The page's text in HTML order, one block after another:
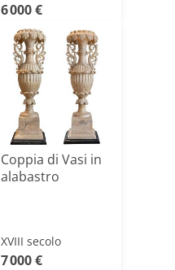
6 000 €
Coppia di Vasi in
alabastro
XVIII secolo
7 000 €